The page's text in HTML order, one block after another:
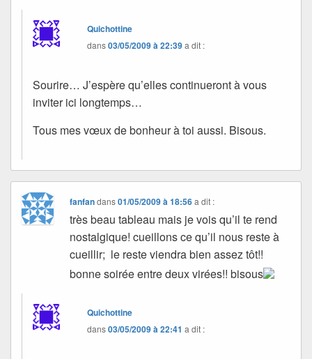
Quichottine
dans03/05/2009 à 22:39a dit :
Sourire… J’espère qu’elles continueront à vous
inviter ici longtemps…
Tous mes vœux de bonheur à toi aussi. Bisous.
fanfandans01/05/2009 à 18:56 a dit :
très beau tableau mais je vois qu’il te rend
nostalgique! cueillons ce qu’il nous reste à
cueillir; le reste viendra bien assez tôt!!
bonne soirée entre deux virées!! bisous
Quichottine
dans03/05/2009 à 22:41 a dit :